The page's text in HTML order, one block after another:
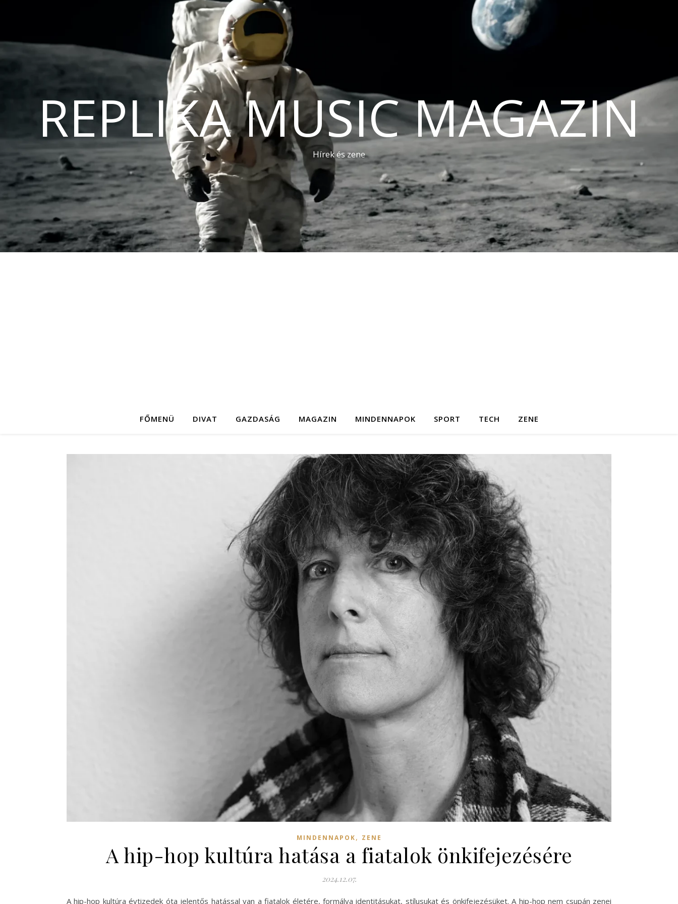
REPLIKA MUSIC MAGAZIN
Hírek és zene
FŐMENÜ DIVAT GAZDASÁG MAGAZIN MINDENNAPOK SPORT TECH ZENE
MINDENNAPOK, ZENE
A hip-hop kultúra hatása a fiatalok önkifejezésére
2024.12.07.
A hip-hop kultúra évtizedek óta jelentős hatással van a fiatalok életére, formálva identitásukat, stílusukat és önkifejezésüket. A hip-hop nem csupán zenei